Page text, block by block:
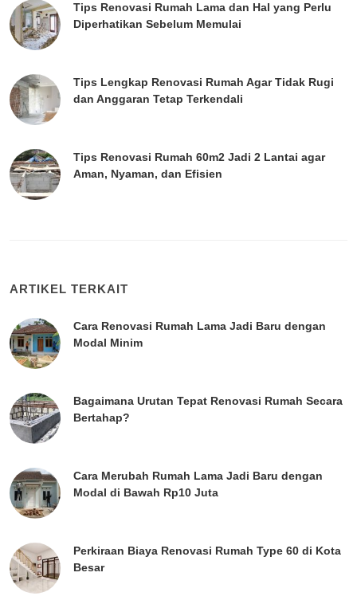
Tips Renovasi Rumah Lama dan Hal yang Perlu
Diperhatikan Sebelum Memulai
Tips Lengkap Renovasi Rumah Agar Tidak Rugi
dan Anggaran Tetap Terkendali
Tips Renovasi Rumah 60m2 Jadi 2 Lantai agar
Aman, Nyaman, dan Efisien
ARTIKEL TERKAIT
Cara Renovasi Rumah Lama Jadi Baru dengan
Modal Minim
Bagaimana Urutan Tepat Renovasi Rumah Secara
Bertahap?
Cara Merubah Rumah Lama Jadi Baru dengan
Modal di Bawah Rp10 Juta
Perkiraan Biaya Renovasi Rumah Type 60 di Kota
Besar